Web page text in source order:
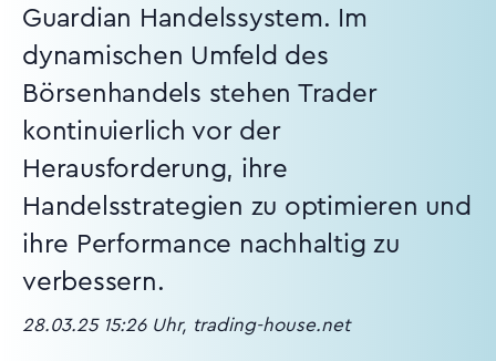
Guardian Handelssystem. Im
dynamischen Umfeld des
Börsenhandels stehen Trader
kontinuierlich vor der
Herausforderung, ihre
Handelsstrategien zu optimieren und
ihre Performance nachhaltig zu
verbessern.
28.03.25 15:26 Uhr, trading-house.net